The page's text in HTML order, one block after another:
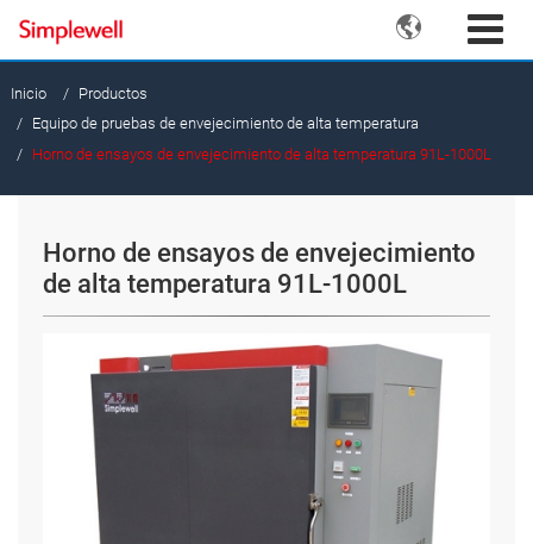

Inicio
Productos
Equipo de pruebas de envejecimiento de alta temperatura
Horno de ensayos de envejecimiento de alta temperatura 91L-1000L
Horno de ensayos de envejecimiento
de alta temperatura 91L-1000L